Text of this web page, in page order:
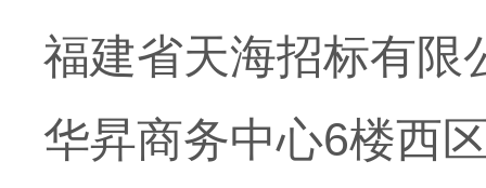
福建省天海招标有限
华昇商务中心6楼西